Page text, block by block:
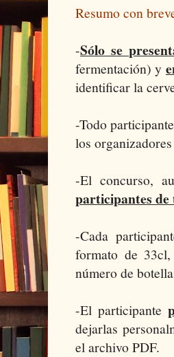
Resumo con
-Sólo se
fermentación) y
identificar la
-Todo
los
-El concurso,
participantes
-Cada
formato de 33cl,
número de
-El participante
dejarlas
el archivo PDF.